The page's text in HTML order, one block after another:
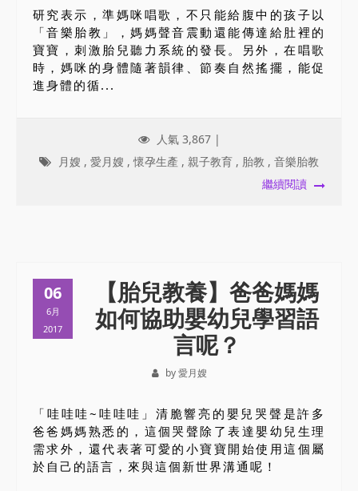
研究表示，準媽咪唱歌，不只能給腹中的孩子以
「音樂胎教」，媽媽聲音震動還能傳達給肚裡的
寶寶，刺激胎兒聽力系統的發長。另外，在唱歌
時，媽咪的身體隨著韻律、節奏自然搖擺，能促
進身體的循...
人氣 3,867 |
月嫂 , 愛月嫂 , 懷孕生產 , 親子教育 , 胎教 , 音樂胎教
繼續閱讀
06
6月
2017
【胎兒教養】爸爸媽媽
如何協助嬰幼兒學習語
言呢？
by 愛月嫂
「哇哇哇~哇哇哇」清脆響亮的嬰兒哭聲是許多
爸爸媽媽熟悉的，這個哭聲除了表達嬰幼兒生理
需求外，還代表著可愛的小寶寶開始使用這個屬
於自己的語言，來與這個新世界溝通呢！